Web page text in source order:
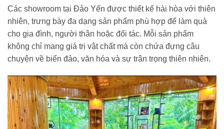
Các showroom tại Đảo Yến được thiết kế hài hòa với thiên
nhiên, trưng bày đa dạng sản phẩm phù hợp để làm quà
cho gia đình, người thân hoặc đối tác. Mỗi sản phẩm
không chỉ mang giá trị vật chất mà còn chứa đựng câu
chuyện về biển đảo, văn hóa và sự trân trọng thiên nhiên.